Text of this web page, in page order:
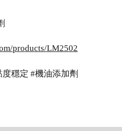
products/LM2502
穩定 #機油添加劑